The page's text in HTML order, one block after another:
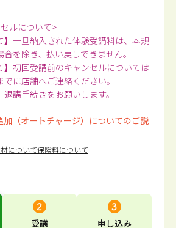
ルについて>
】一旦納入された体験受講料は、本規
を除き、払い戻しできません。
】初回受講前のキャンセルについては
に店舗へご連絡ください。
講手続きをお願いします。
加（オートチャージ）についてのご説
について保険料について
受講
申し込み